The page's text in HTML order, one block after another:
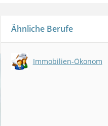
Ähnliche Berufe
Immobilien-Ökonom